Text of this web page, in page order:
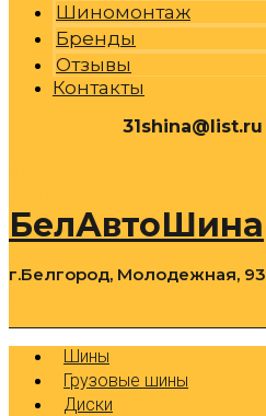
Шиномонтаж
Бренды
Отзывы
Контакты
31shina@list.ru
БелАвтоШина
г.Белгород, Молодежная, 93
Шины
Грузовые шины
Диски